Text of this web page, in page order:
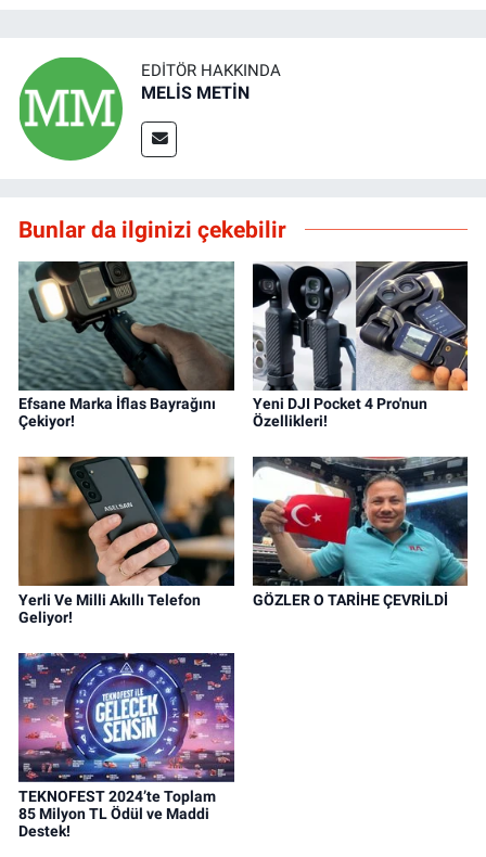
EDITÖR HAKKINDA
MELİS METİN
Bunlar da ilginizi çekebilir
Efsane Marka İflas Bayrağını
Çekiyor!
Yeni DJI Pocket 4 Pro'nun
Özellikleri!
Yerli Ve Milli Akıllı Telefon
Geliyor!
GÖZLER O TARİHE ÇEVRİLDİ
TEKNOFEST 2024’te Toplam
85 Milyon TL Ödül ve Maddi
Destek!